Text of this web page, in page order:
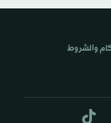
والشروط